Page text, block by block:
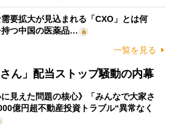
要拡大が見込まれる「CXO」とは何
つ中国の医薬品…
一覧を見る
さん」配当ストップ騒動の内幕
に見えた問題の核心》「みんなで大家さ
億円超不動産投資トラブル“異常なく